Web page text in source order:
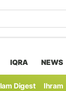
IQRA NEWS
Digest Ihram